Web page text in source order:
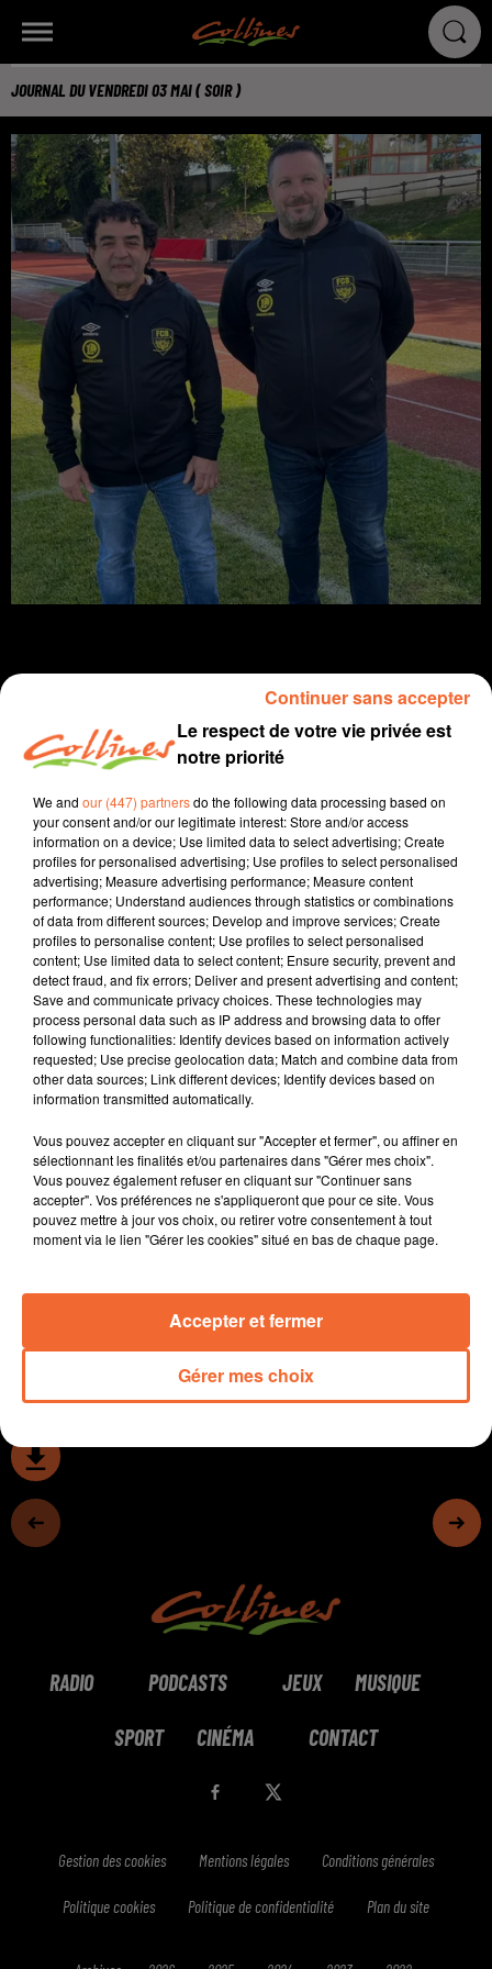
JOURNAL DU VENDREDI 03 MAI ( SOIR )
3 mai 2024 - 14 min 43 sec
JOURNAL DU VENDREDI 03 MAI ( SOIR )
Patrice Bémanangy
L'info près de chez vous
Le départ de la sous-préfète de Bressuire unaniment
salué hier soir à Bocapôle notamment par les élus.
Celle qui sera restée 5 ans sur le territoire aura marqué
de son empreinte le nord deux-sèvres.
La journée " Ensemble " des sapeurs pompiers demain.
Après Chauray, c'est Mauléon qui acceuillera ce grand
rassemblement départemental.
Deux-Sèvres Nature Environnement multiplie les
actions. Parmi ses nombreux projets, la construction
de la première maison de réserve naturelle régionale.
Des plantes anodines peuvent pourtant se révéler
dangeureuse sous l'effet du soleil. Martine Audran
dermatologue spécialisée nous explique.
soirée Jaune et Noir du 4 juin ( photo ).
0:00 14 min 43 sec
RADIO PODCASTS JEUX MUSIQUE
SPORT CINÉMA CONTACT
Gestion des cookies Mentions légales Conditions générales
Politique cookies Politique de confidentialité Plan du site
Le respect de votre vie privée est
notre priorité
We and our (447) partnersdo the following data processing based on
your consent and/or our legitimate interest: Store and/or access
information on a device; Use limited data to select advertising; Create
profiles for personalised advertising; Use profiles to select personalised
advertising; Measure advertising performance; Measure content
performance; Understand audiences through statistics or combinations
of data from different sources; Develop and improve services; Create
profiles to personalise content; Use profiles to select personalised
content; Use limited data to select content; Ensure security, prevent and
detect fraud, and fix errors; Deliver and present advertising and content;
Save and communicate privacy choices. These technologies may
process personal data such as IP address and browsing data to offer
following functionalities: Identify devices based on information actively
requested; Use precise geolocation data; Match and combine data from
other data sources; Link different devices; Identify devices based on
information transmitted automatically.
Vous pouvez accepter en cliquant sur "Accepter et fermer", ou affiner en
sélectionnant les finalités et/ou partenaires dans "Gérer mes choix".
Vous pouvez également refuser en cliquant sur "Continuer sans
accepter". Vos préférences ne s'appliqueront que pour ce site. Vous
pouvez mettre à jour vos choix, ou retirer votre consentement à tout
moment via le lien "Gérer les cookies" situé en bas de chaque page.
Gérer mes choix
Accepter et fermer
Continuer sans accepter